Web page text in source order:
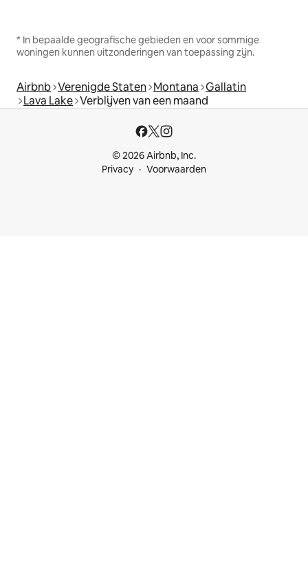
* In bepaalde geografische gebieden en voor sommige
woningen kunnen uitzonderingen van toepassing zijn.
Airbnb Verenigde Staten Montana Gallatin
Lava Lake Verblijven van een maand
© 2026 Airbnb, Inc.
Privacy
Voorwaarden